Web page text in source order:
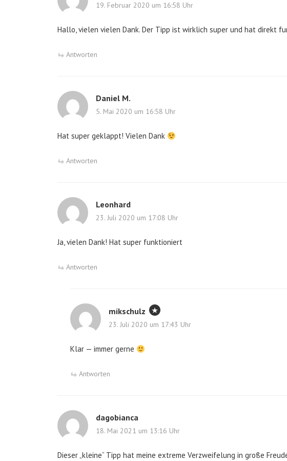
19. Februar 2020 um 16:58 Uhr
Hallo, vielen vielen Dank. Der Tipp ist wirklich super und hat direkt
Antworten
Daniel M.
5. Mai 2020 um 16:58 Uhr
Hat super geklappt! Vielen Dank
Antworten
Leonhard
23. Juli 2020 um 17:08 Uhr
Ja, vielen Dank! Hat super funktioniert
Antworten
mikschulz
23. Juli 2020 um 17:43 Uhr
Klar — immer gerne
Antworten
dagobianca
18. Mai 2021 um 13:16 Uhr
Dieser „kleine“ Tipp hat meine extreme Verzweifelung in große